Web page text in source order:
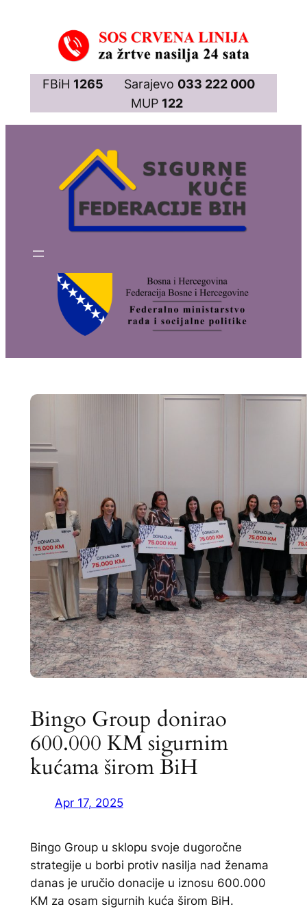
FBiH 1265 Sarajevo 033 222 000
MUP 122
Bingo Group donirao
600.000 KM sigurnim
kućama širom BiH
Apr 17, 2025
Bingo Group u sklopu svoje dugoročne
strategije u borbi protiv nasilja nad ženama
danas je uručio donacije u iznosu 600.000
KM za osam sigurnih kuća širom BiH.